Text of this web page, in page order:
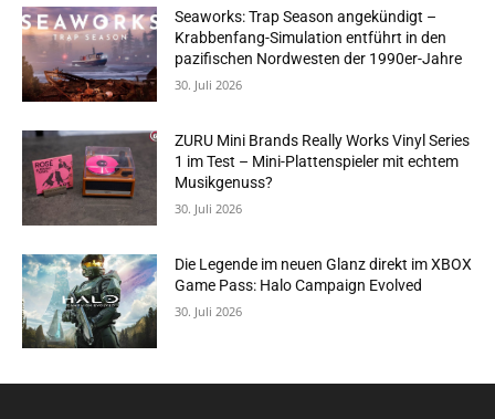
Seaworks: Trap Season angekündigt –
Krabbenfang-Simulation entführt in den
pazifischen Nordwesten der 1990er-Jahre
30. Juli 2026
ZURU Mini Brands Really Works Vinyl Series
1 im Test – Mini-Plattenspieler mit echtem
Musikgenuss?
30. Juli 2026
Die Legende im neuen Glanz direkt im XBOX
Game Pass: Halo Campaign Evolved
30. Juli 2026